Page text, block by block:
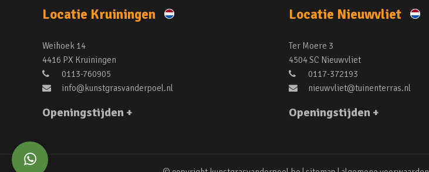
Locatie Kruiningen
Weihoek 14
4416 PX Kruiningen
0113-760905
info@kunstgrasvanderpoel.nl
Openingstijden +
Locatie Nieuwvliet
Ter Moere 3
4504 SC Nieuwvliet
0117-372193
nieuwvliet@tuinenterras.nl
Openingstijden +